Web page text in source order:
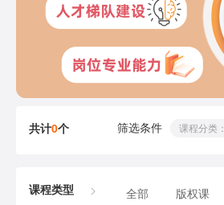
共计0个 筛选条件 课程分类：
课程类型 全部 版权课